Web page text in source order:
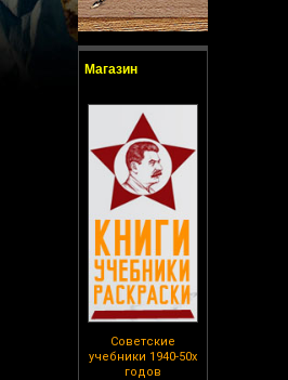
Магазин
Советские
учебники 1940-50х
годов